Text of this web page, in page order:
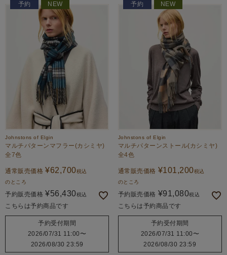
予約 NEW
Johnstons of Elgin
マルチパターンマフラー(カシミヤ)
全7色
通常販売価格 ¥62,700税込
のところ
予約販売価格 ¥56,430税込
こちらは予約商品です
予約受付期間
2026/07/31 11:00 〜
2026/08/30 23:59
予約 NEW
Johnstons of Elgin
マルチパターンストール(カシミヤ)
全4色
通常販売価格 ¥101,200税込
のところ
予約販売価格 ¥91,080税込
こちらは予約商品です
予約受付期間
2026/07/31 11:00 〜
2026/08/30 23:59